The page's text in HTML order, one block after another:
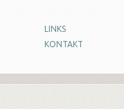
LINKS
KONTAKT